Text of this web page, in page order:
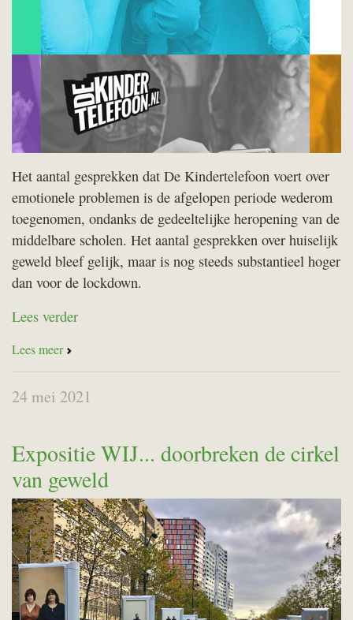
Het aantal gesprekken dat De Kindertelefoon voert over
emotionele problemen is de afgelopen periode wederom
toegenomen, ondanks de gedeeltelijke heropening van de
middelbare scholen. Het aantal gesprekken over huiselijk
geweld bleef gelijk, maar is nog steeds substantieel hoger
dan voor de lockdown.
Lees verder
Lees meer
24 mei 2021
Expositie WIJ... doorbreken de cirkel
van geweld